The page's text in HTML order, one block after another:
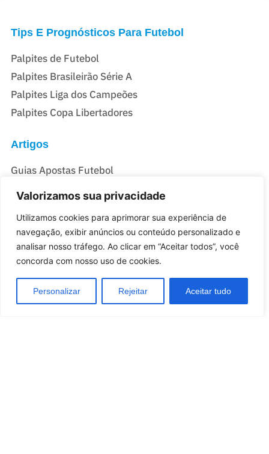
Valorizamos sua privacidade
Utilizamos cookies para aprimorar sua experiência de
navegação, exibir anúncios ou conteúdo personalizado e
analisar nosso tráfego. Ao clicar em “Aceitar todos”, você
concorda com nosso uso de cookies.
Personalizar Rejeitar Aceitar tudo
Tips E Prognósticos Para Futebol
Palpites de Futebol
Palpites Brasileirão Série A
Palpites Liga dos Campeões
Palpites Copa Libertadores
Artigos
Guias Apostas Futebol
Regras / Informações Futebol
Casas De Apostas Do Brasil
Melhores Casas de Apostas no Brasil
Melhores sites de Apostas com Bônus no Brasil